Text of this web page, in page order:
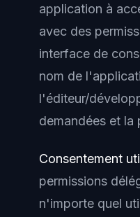
application à
avec des
interface de
nom de
l'éditeur/
demandées et la
Consentement
permissions
n'importe quel